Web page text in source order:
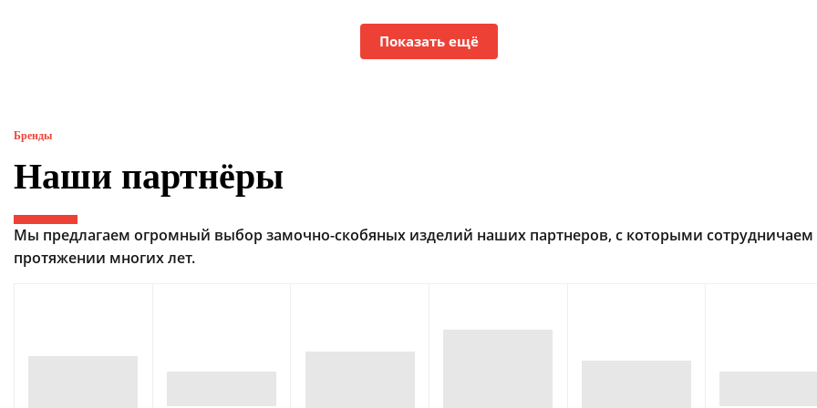
Показать ещё
Бренды
Наши партнёры
Мы предлагаем огромный выбор замочно-скобяных изделий наших партнеров, с которыми сотрудничаем
протяжении многих лет.